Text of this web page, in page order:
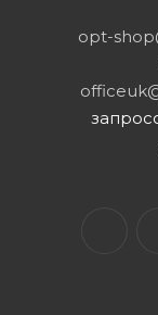
opt-